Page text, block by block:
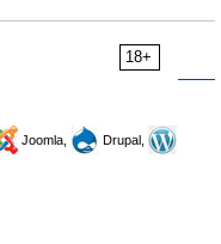
18+
Joomla,
Drupal,